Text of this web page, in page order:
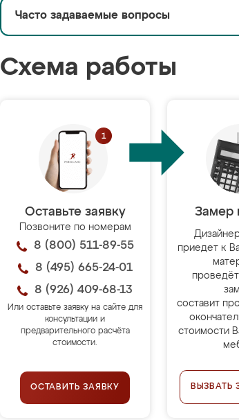
Часто задаваемые вопросы
Схема работы
Оставьте заявку
Позвоните по номерам
8 (800) 511-89-55
8 (495) 665-24-01
8 (926) 409-68-13
Или оставьте заявку на сайте для
консультации и
предварительного расчёта
стоимости.
ОСТАВИТЬ ЗАЯВКУ
Замер
приедет к
составит
стоимости
ВЫЗВАТЬ